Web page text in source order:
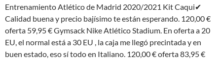
Entrenamiento Atlético de Madrid 2020/2021 Kit Caqui✔
Calidad buena y precio bajísimo te están esperando. 120,00 €
oferta 59,95 € Gymsack Nike Atlético Stadium. En oferta a 20
EU, el normal está a 30 EU , la caja me llegó precintada y en
buen estado, eso sí todo en Italiano. 120,00 € oferta 83,95 €